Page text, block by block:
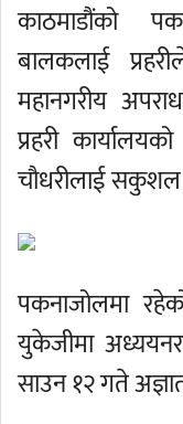
काठमाडौंको
बालकलाई
महानगरीय
प्रहरी
चौधरीलाई सकुशल
पकनाजोलमा
युकेजीमा
साउन १२ गते